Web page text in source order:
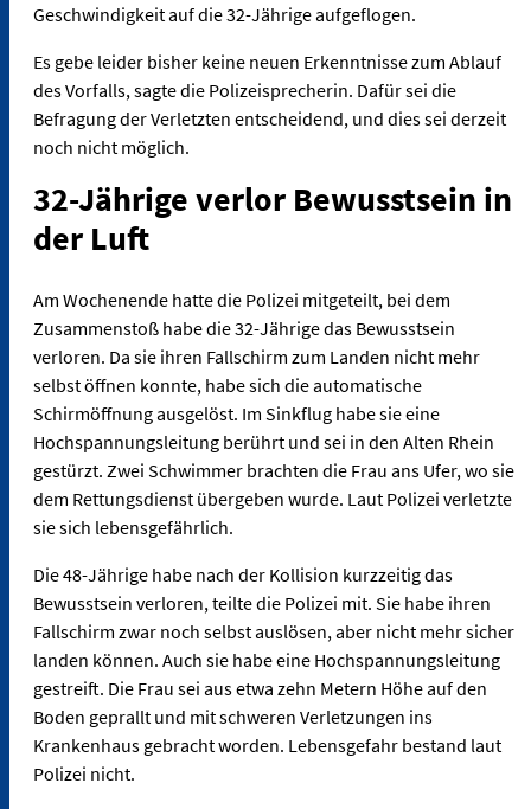
Geschwindigkeit auf die 32-Jährige aufgeflogen.
Es gebe leider bisher keine neuen Erkenntnisse zum Ablauf
des Vorfalls, sagte die Polizeisprecherin. Dafür sei die
Befragung der Verletzten entscheidend, und dies sei derzeit
noch nicht möglich.
32-Jährige verlor Bewusstsein in
der Luft
Am Wochenende hatte die Polizei mitgeteilt, bei dem
Zusammenstoß habe die 32-Jährige das Bewusstsein
verloren. Da sie ihren Fallschirm zum Landen nicht mehr
selbst öffnen konnte, habe sich die automatische
Schirmöffnung ausgelöst. Im Sinkflug habe sie eine
Hochspannungsleitung berührt und sei in den Alten Rhein
gestürzt. Zwei Schwimmer brachten die Frau ans Ufer, wo sie
dem Rettungsdienst übergeben wurde. Laut Polizei verletzte
sie sich lebensgefährlich.
Die 48-Jährige habe nach der Kollision kurzzeitig das
Bewusstsein verloren, teilte die Polizei mit. Sie habe ihren
Fallschirm zwar noch selbst auslösen, aber nicht mehr sicher
landen können. Auch sie habe eine Hochspannungsleitung
gestreift. Die Frau sei aus etwa zehn Metern Höhe auf den
Boden geprallt und mit schweren Verletzungen ins
Krankenhaus gebracht worden. Lebensgefahr bestand laut
Polizei nicht.